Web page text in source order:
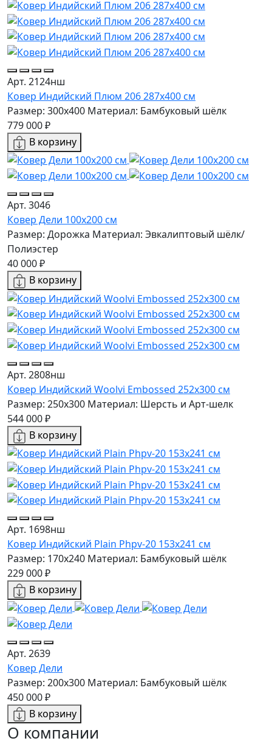
Арт. 2124нш
Ковер Индийский Плюм 206 287x400 см
Размер: 300x400 Материал: Бамбуковый шёлк
779 000 ₽
В корзину
Арт. 3046
Ковер Дели 100х200 см
Размер: Дорожка Материал: Эвкалиптовый шёлк/
Полиэстер
40 000 ₽
В корзину
Арт. 2808нш
Ковер Индийский Woolvi Embossed 252x300 см
Размер: 250x300 Материал: Шерсть и Арт-шелк
544 000 ₽
В корзину
Арт. 1698нш
Ковер Индийский Plain Phpv-20 153x241 см
Размер: 170x240 Материал: Бамбуковый шёлк
229 000 ₽
В корзину
Арт. 2639
Ковер Дели
Размер: 200x300 Материал: Бамбуковый шёлк
450 000 ₽
В корзину
О компании